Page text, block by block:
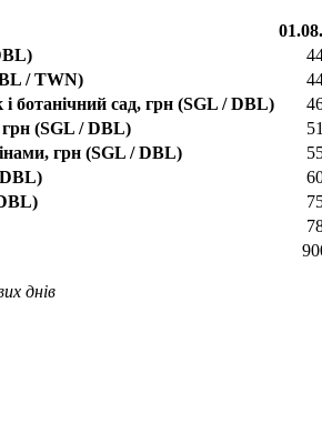
/ TWN)
ботанічний сад, грн (SGL / DBL)
(SGL / DBL)
грн (SGL / DBL)
днів